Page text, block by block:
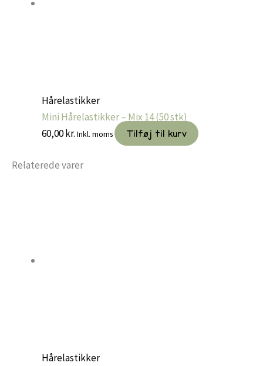
Hårelastikker
Mini Hårelastikker – Mix 14 (50 stk)
60,00kr. Inkl. moms Tilføj til kurv
Relaterede varer
Hårelastikker